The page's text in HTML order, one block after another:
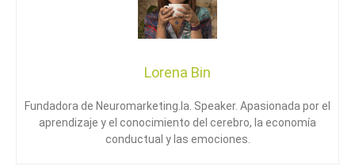
Lorena Bin
Fundadora de Neuromarketing.la. Speaker. Apasionada por el
aprendizaje y el conocimiento del cerebro, la economía
conductual y las emociones.